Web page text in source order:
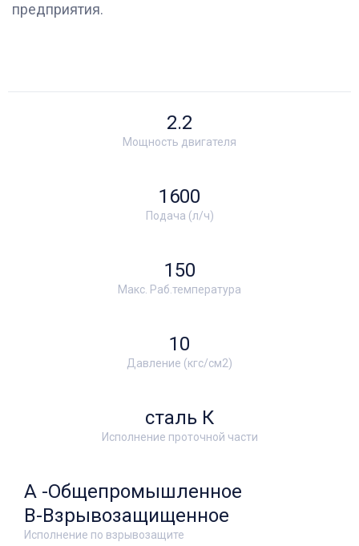
предприятия.
Мощность двигателя
2.2
Подача (л/ч)
1600
Макс. Раб.температура
150
Давление (кгс/см2)
10
Исполнение проточной части
сталь К
Исполнение по взрывозащите
А -Общепромышленное
В-Взрывозащищенное